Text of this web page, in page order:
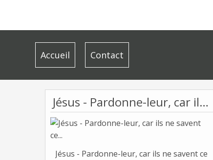
Accueil Contact
Jésus - Pardonne-leur, car ils ne savent ce...
Jésus - Pardonne-leur, car ils ne savent ce